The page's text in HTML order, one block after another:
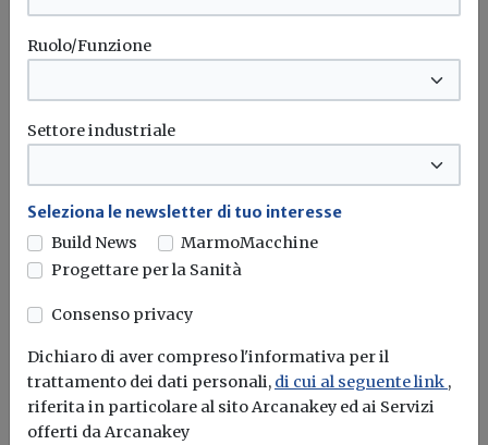
Le distanze legali nel Testo Unico
Edilizia: nuovo studio del Notariato
Ruolo/Funzione
Settore industriale
Seleziona le newsletter di tuo interesse
Build News
MarmoMacchine
Progettare per la Sanità
Consenso privacy
Dichiaro di aver compreso l'informativa per il
trattamento dei dati personali, di cui al seguente link ,
riferita in particolare al sito Arcanakey ed ai Servizi
offerti da Arcanakey